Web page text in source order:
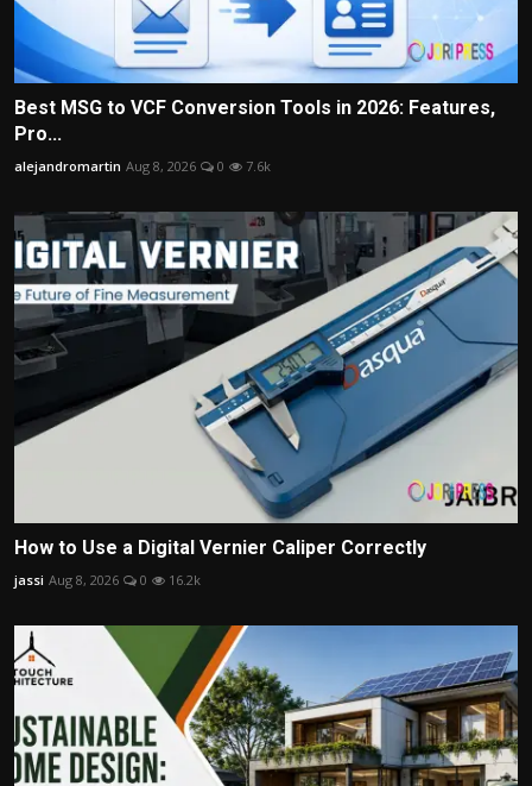
Best MSG to VCF Conversion Tools in 2026: Features,
Pro...
alejandromartin Aug 8, 2026 0 7.6k
How to Use a Digital Vernier Caliper Correctly
jassi Aug 8, 2026 0 16.2k